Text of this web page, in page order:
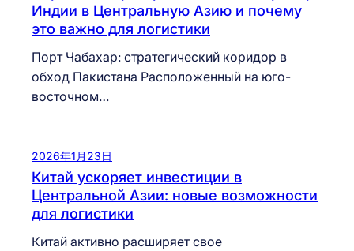
Индии в Центральную Азию и почему
это важно для логистики
Порт Чабахар: стратегический коридор в
обход Пакистана Расположенный на юго-
восточном…
2026年1月23日
Китай ускоряет инвестиции в
Центральной Азии: новые возможности
для логистики
Китай активно расширяет свое